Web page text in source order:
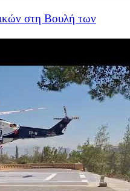
στη Βουλή των